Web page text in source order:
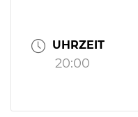
UHRZEIT
20:00